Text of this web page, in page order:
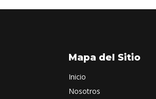
Mapa del Sitio
Inicio
Nosotros